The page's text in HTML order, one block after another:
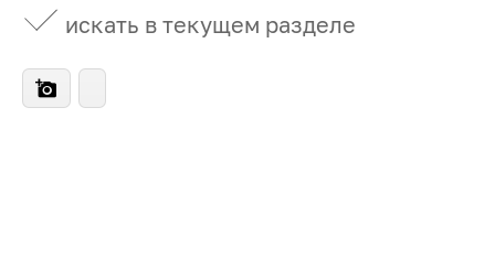
искать в текущем разделе